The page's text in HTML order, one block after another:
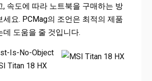
, 속도에 따라 노트북을 구매하는 방
세요. PCMag의 조언은 최적의 제품
데 도움을 줄 것입니다.
Is-No-Object
Titan 18 HX